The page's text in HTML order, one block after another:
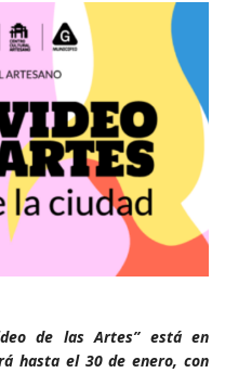
de las Artes” está en
hasta el 30 de enero, con